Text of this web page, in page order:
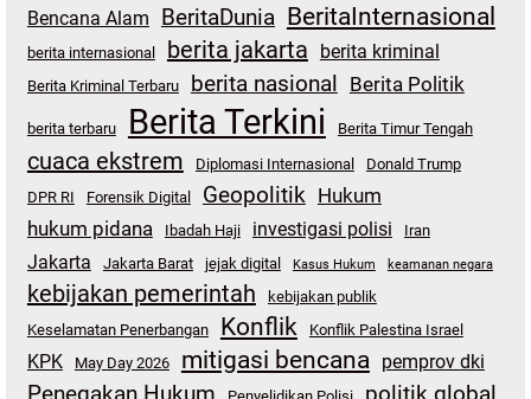
Bencana Alam BeritaDunia BeritaInternasional
berita internasional berita jakarta berita kriminal
Berita Kriminal Terbaru berita nasional Berita Politik
berita terbaru Berita Terkini Berita Timur Tengah
cuaca ekstrem Diplomasi Internasional
Donald Trump
DPR RI
Forensik Digital Geopolitik Hukum
hukum pidana
Ibadah Haji investigasi polisi Iran
Jakarta Jakarta Barat jejak digital Kasus Hukum keamanan negara
kebijakan pemerintah
kebijakan publik
Keselamatan Penerbangan
Konflik Konflik Palestina Israel
KPK May Day 2026 mitigasi bencana pemprov dki